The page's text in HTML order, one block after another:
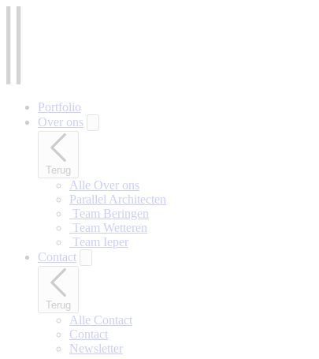
Portfolio
Over ons
Terug
Alle Over ons
Parallel Architecten
‎ Team Beringen
‎ Team Wetteren
‎ Team Ieper
Contact
Terug
Alle Contact
Contact
Newsletter